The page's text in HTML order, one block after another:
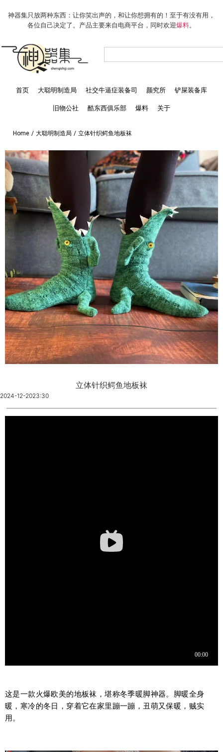
神器集只放两种东西：让你笑出声的，和让你想拥有的！至于有没有用，
各位自己决定了。产品主要来自电商平台，同时欢迎爆料。
首页 大聪明制造局 社交牛逼症装备司 颜究所 铲屎装备库
旧物公社 酷东西俱乐部 爆料 关于
Home / 大聪明制造局 / 立体针织鳄鱼地板袜
立体针织鳄鱼地板袜
2024-12-2023:30
这是一款火爆欧美的地板袜，堪称冬季暖脚神器。脚暖全身
暖，寒冷的冬日，穿着它在家里蹦一蹦，丑萌又保暖，贼实
用。